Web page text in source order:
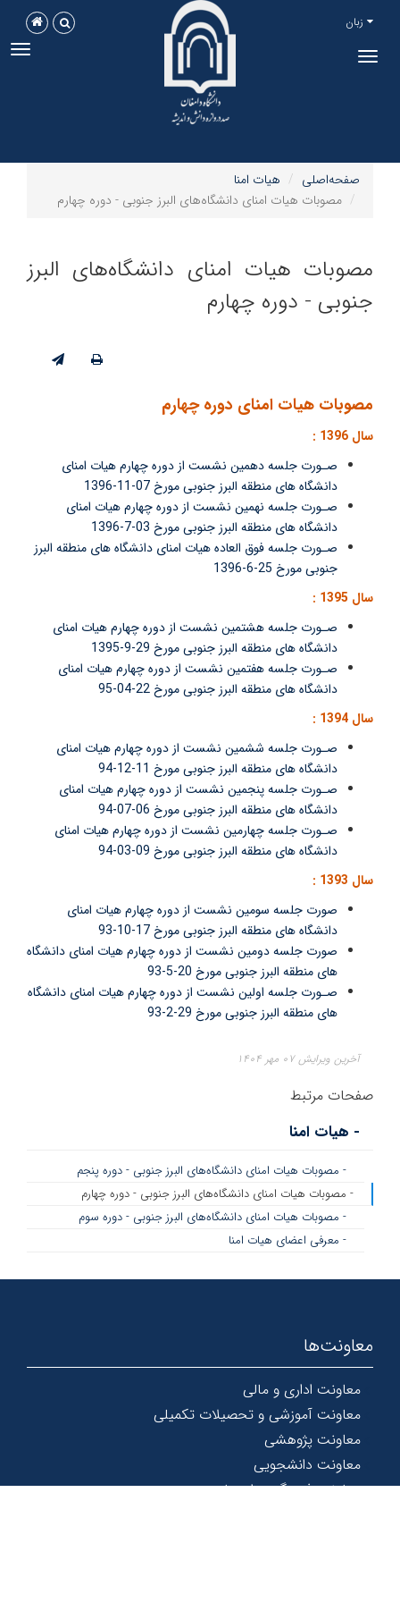
Toggle
زبان
صفحه‌اصلی
هیات امنا
مصوبات هیات امنای دانشگاه‌های البرز جنوبی - دوره چهارم
مصوبات هیات امنای دانشگاه‌های البرز
جنوبی - دوره چهارم
مصوبات هیات امنای دوره چهارم
سال 1396 :
صـورت جلسه دهمین نشست از دوره چهارم هیات امنای
دانشگاه های منطقه البرز جنوبی مورخ 07-11-1396
صـورت جلسه نهمین نشست از دوره چهارم هیات امنای
دانشگاه های منطقه البرز جنوبی مورخ 03-7-1396
صـورت جلسه فوق العاده هیات امنای دانشگاه های منطقه البرز
جنوبی مورخ 25-6-1396
سال 1395 :
صـورت جلسه هشتمین نشست از دوره چهارم هیات امنای
دانشگاه های منطقه البرز جنوبی مورخ 29-9-1395
صـورت جلسه هفتمین نشست از دوره چهارم هیات امنای
دانشگاه های منطقه البرز جنوبی مورخ 22-04-95
سال 1394 :
صـورت جلسه ششمین نشست از دوره چهارم هیات امنای
دانشگاه های منطقه البرز جنوبی مورخ 11-12-94
صـورت جلسه پنجمین نشست از دوره چهارم هیات امنای
دانشگاه های منطقه البرز جنوبی مورخ 06-07-94
صـورت جلسه چهارمین نشست از دوره چهارم هیات امنای
دانشگاه های منطقه البرز جنوبی مورخ 09-03-94
سال 1393 :
صورت جلسه سومین نشست از دوره چهارم هیات امنای
دانشگاه های منطقه البرز جنوبی مورخ 17-10-93
صورت جلسه دومین نشست از دوره چهارم هیات امنای دانشگاه
های منطقه البرز جنوبی مورخ 20-5-93
صـورت جلسه اولین نشست از دوره چهارم هیات امنای دانشگاه
های منطقه البرز جنوبی مورخ 29-2-93
آخرین ویرایش ۰۷ مهر ۱۴۰۴
صفحات مرتبط
- هیات امنا
- مصوبات هیات امنای دانشگاه‌های البرز جنوبی - دوره پنجم
- مصوبات هیات امنای دانشگاه‌های البرز جنوبی - دوره چهارم
- مصوبات هیات امنای دانشگاه‌های البرز جنوبی - دوره سوم
- معرفی اعضای هیات امنا
معاونت‌ها
معاونت اداری و مالی
معاونت آموزشی و تحصیلات تکمیلی
معاونت پژوهشی
معاونت دانشجویی
معاونت فرهنگی و اجتماعی